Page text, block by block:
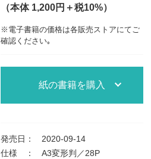
（本体 1,200円＋税10%）
※電子書籍の価格は各販売ストアにてご
確認ください｡
紙の書籍を購入
発売日 ：
2020-09-14
仕様
：
A3変形判／28P